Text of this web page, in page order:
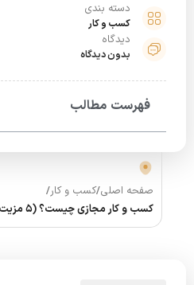
دسته بندی
کسب و کار
دیدگاه
بدون دیدگاه
فهرست مطالب
صفحه اصلی/کسب و کار/
کسب و کار مجازی چیست؟ (5 مزیت کاربردی)